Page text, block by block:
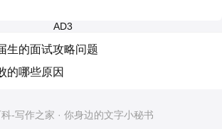
AD3
生的面试攻略问题
的哪些原因
-写作之家 · 你身边的文字小秘书